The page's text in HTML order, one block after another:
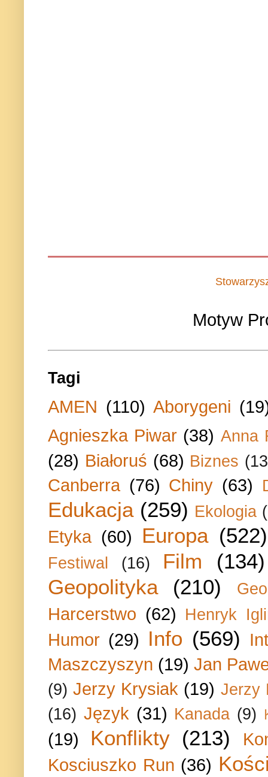
Motyw
Tagi
AMEN (110) Aborygeni
Agnieszka Piwar (38) Anna
(28) Białoruś (68) Biznes
Canberra (76) Chiny (63)
Edukacja (259) Ekologia
Etyka (60) Europa (522)
Festiwal (16) Film
(134)
Geopolityka
(210)
Harcerstwo (62) Henryk
Humor (29) Info (569)
Maszczyszyn (19) Jan
(9) Jerzy Krysiak (19) Jerzy
(16) Język (31) Kanada (9)
(19) Konflikty (213)
Kosciuszko Run (36)